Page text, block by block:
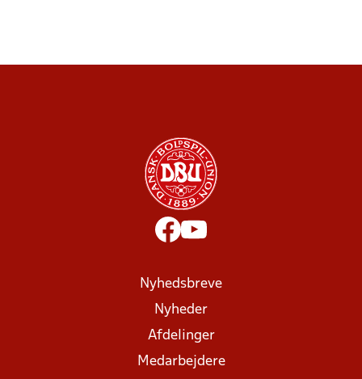
Nyhedsbreve
Nyheder
Afdelinger
Medarbejdere